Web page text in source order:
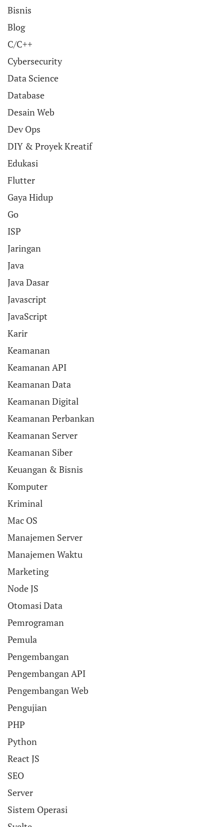
Bisnis
Blog
C/C++
Cybersecurity
Data Science
Database
Desain Web
Dev Ops
DIY & Proyek Kreatif
Edukasi
Flutter
Gaya Hidup
Go
ISP
Jaringan
Java
Java Dasar
Javascript
JavaScript
Karir
Keamanan
Keamanan API
Keamanan Data
Keamanan Digital
Keamanan Perbankan
Keamanan Server
Keamanan Siber
Keuangan & Bisnis
Komputer
Kriminal
Mac OS
Manajemen Server
Manajemen Waktu
Marketing
Node JS
Otomasi Data
Pemrograman
Pemula
Pengembangan
Pengembangan API
Pengembangan Web
Pengujian
PHP
Python
React JS
SEO
Server
Sistem Operasi